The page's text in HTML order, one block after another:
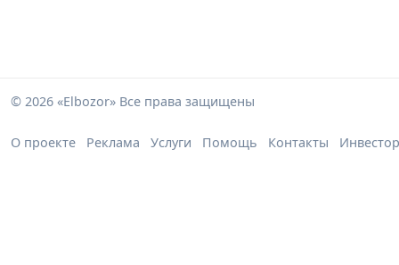
© 2026 «Elbozor» Все права защищены
О проекте Реклама Услуги Помощь Контакты